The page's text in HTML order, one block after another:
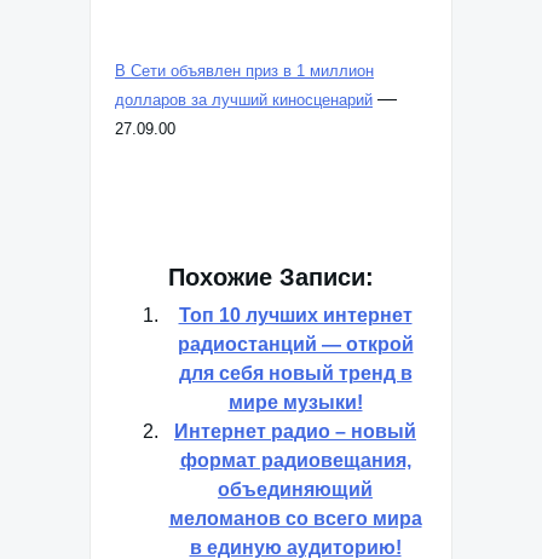
В Сети объявлен приз в 1 миллион
долларов за лучший киносценарий —
27.09.00
Похожие Записи:
Топ 10 лучших интернет
радиостанций — открой
для себя новый тренд в
мире музыки!
Интернет радио – новый
формат радиовещания,
объединяющий
меломанов со всего мира
в единую аудиторию!